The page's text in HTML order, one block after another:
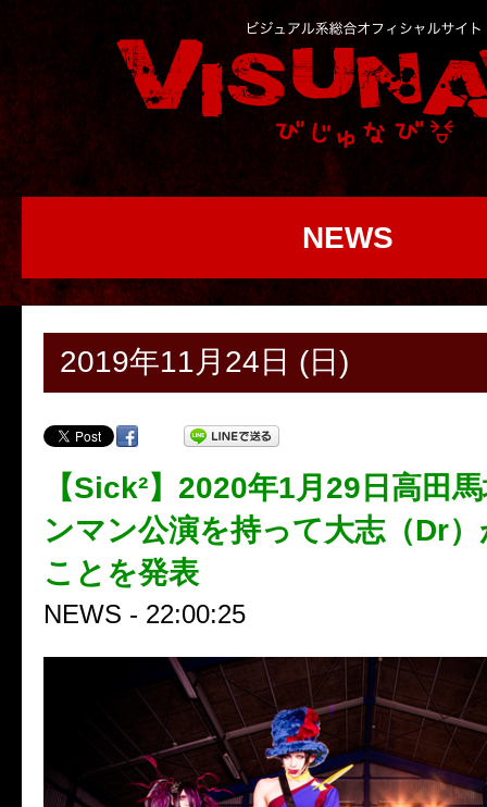
NEWS
2019年11月24日 (日)
【Sick²】2020年1月29日高田
ンマン公演を持って大志（Dr
ことを発表
NEWS - 22:00:25